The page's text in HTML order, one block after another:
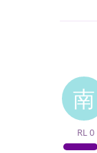
南
RL0